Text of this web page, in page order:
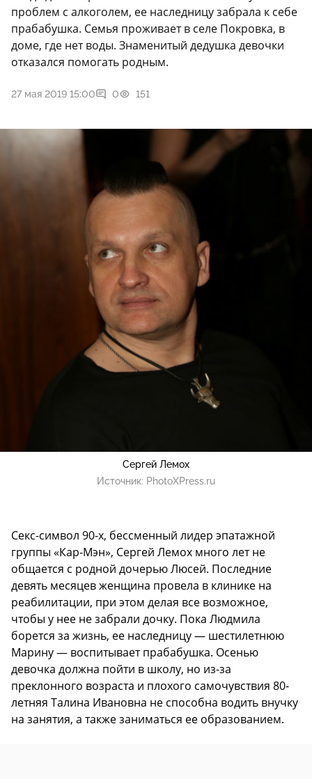
проблем с алкоголем, ее наследницу забрала к себе
прабабушка. Семья проживает в селе Покровка, в
доме, где нет воды. Знаменитый дедушка девочки
отказался помогать родным.
27 мая 2019 15:00 0 151
Сергей Лемох
Источник: PhotoXPress.ru
Секс-символ 90-х, бессменный лидер эпатажной
группы «Кар-Мэн», Сергей Лемох много лет не
общается с родной дочерью Люсей. Последние
девять месяцев женщина провела в клинике на
реабилитации, при этом делая все возможное,
чтобы у нее не забрали дочку. Пока Людмила
борется за жизнь, ее наследницу — шестилетнюю
Марину — воспитывает прабабушка. Осенью
девочка должна пойти в школу, но из-за
преклонного возраста и плохого самочувствия 80-
летняя Талина Ивановна не способна водить внучку
на занятия, а также заниматься ее образованием.